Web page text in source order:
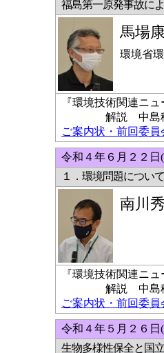
福島第一原発事故に
馬場
環境省
『環境技術関連ニ
解説 中島稔科
ご案内状・前回委員
令和４年６月２２
１．環境問題につい
南川
『環境技術関連ニ
解説 中島稔科
ご案内状・前回委員
令和４年５月２６
生物多様性保全と国